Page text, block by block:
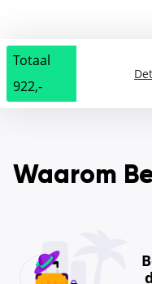
Totaal
922,-
Waarom